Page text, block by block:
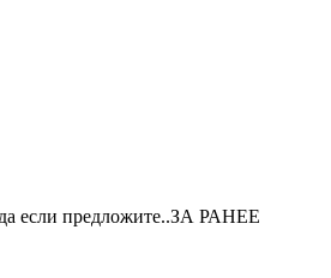
если предложите..ЗА РАНЕЕ